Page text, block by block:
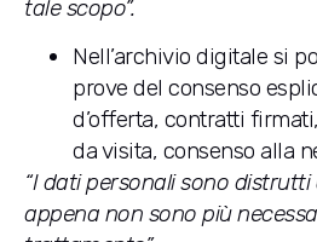
tale scopo”.
Nell’archivio digitale si
prove del consenso
d’offerta, contratti
da visita, consenso alla
“I dati personali sono
appena non sono più